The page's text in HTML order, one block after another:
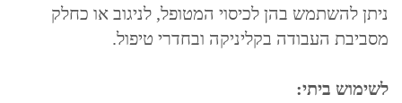
ניתן להשתמש בהן לכיסוי המטופל, לניגוב או כחלק
מסביבת העבודה בקליניקה ובחדרי טיפול.
לשימוש ביתי: